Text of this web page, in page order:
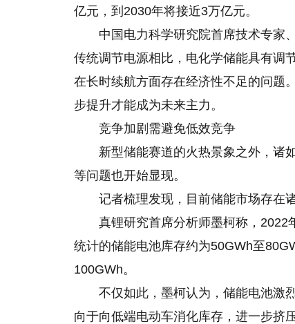
亿元，到2030年将接近3万亿元。
中国电力科学研究院首席技术专家
传统调节电源相比，电化学储能具有调
在长时续航方面存在经济性不足的问题
步提升才能成为未来主力。
竞争加剧需避免低效竞争
新型储能赛道的火热景象之外，诸
等问题也开始显现。
记者梳理发现，目前储能市场存在
真锂研究首席分析师墨柯称，2022
统计的储能电池库存约为50GWh至
100GWh。
不仅如此，墨柯认为，储能电池激
向于向低端电动车消化库存，进一步挤